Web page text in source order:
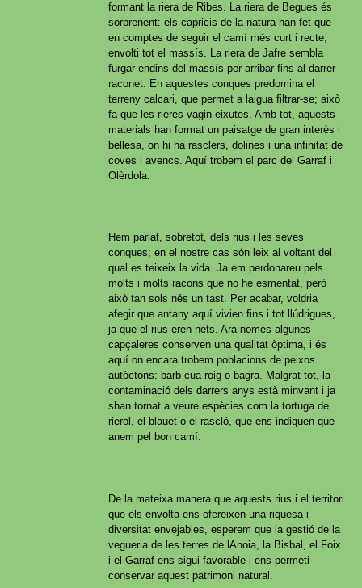
formant la riera de Ribes. La riera de Begues és
sorprenent: els capricis de la natura han fet que
en comptes de seguir el camí més curt i recte,
envolti tot el massís. La riera de Jafre sembla
furgar endins del massís per arribar fins al darrer
raconet. En aquestes conques predomina el
terreny calcari, que permet a laigua filtrar-se; això
fa que les rieres vagin eixutes. Amb tot, aquests
materials han format un paisatge de gran interès i
bellesa, on hi ha rasclers, dolines i una infinitat de
coves i avencs. Aquí trobem el parc del Garraf i
Olèrdola.
Hem parlat, sobretot, dels rius i les seves
conques; en el nostre cas són leix al voltant del
qual es teixeix la vida. Ja em perdonareu pels
molts i molts racons que no he esmentat, però
això tan sols nés un tast. Per acabar, voldria
afegir que antany aquí vivien fins i tot llúdrigues,
ja que el rius eren nets. Ara només algunes
capçaleres conserven una qualitat òptima, i és
aquí on encara trobem poblacions de peixos
autòctons: barb cua-roig o bagra. Malgrat tot, la
contaminació dels darrers anys està minvant i ja
shan tornat a veure espècies com la tortuga de
rierol, el blauet o el rascló, que ens indiquen que
anem pel bon camí.
De la mateixa manera que aquests rius i el territori
que els envolta ens ofereixen una riquesa i
diversitat envejables, esperem que la gestió de la
vegueria de les terres de lAnoia, la Bisbal, el Foix
i el Garraf ens sigui favorable i ens permeti
conservar aquest patrimoni natural.